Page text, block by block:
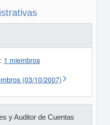
1 miembros
(03/10/2007)
y Auditor de Cuentas